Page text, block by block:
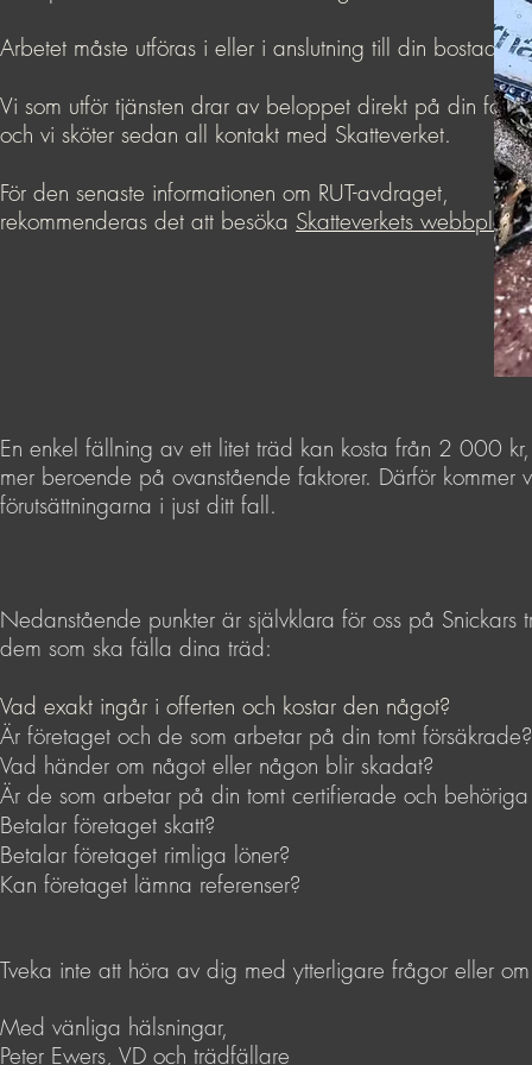
Arbetet måste utföras i eller i anslutning till din bostad.
Vi som utför tjänsten drar av beloppet direkt på din
och vi sköter sedan all kontakt med Skatteverket.
För den senaste informationen om RUT-avdraget,
rekommenderas det att besöka Skatteverkets webbplats.
En enkel fällning av ett litet träd kan kosta från 2 000
mer beroende på ovanstående faktorer. Därför
förutsättningarna i just ditt fall.
Nedanstående punkter är självklara för oss på
dem som ska fälla dina träd:
Vad exakt ingår i offerten och kostar den något?
Är företaget och de som arbetar på din tomt försäkrade?
Vad händer om något eller någon blir skadat?
Är de som arbetar på din tomt certifierade och
Betalar företaget skatt?
Betalar företaget rimliga löner?​
Kan företaget lämna referenser?
Tveka inte att höra av dig med ytterligare frågor eller
Med vänliga hälsningar,
Peter Ewers, VD och trädfällare